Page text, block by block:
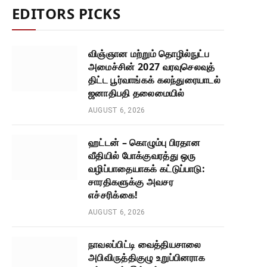
EDITORS PICKS
விஞ்ஞான மற்றும் தொழில்நுட்ப
அமைச்சின் 2027 வரவுசெலவுத்
திட்ட பூர்வாங்கக் கலந்துரையாடல்
ஜனாதிபதி தலைமையில்
AUGUST 6, 2026
ஹட்டன் – கொழும்பு பிரதான
வீதியில் போக்குவரத்து ஒரு
வழிப்பாதையாகக் கட்டுப்பாடு:
சாரதிகளுக்கு அவசர
எச்சரிக்கை!
AUGUST 6, 2026
நாவலப்பிட்டி வைத்தியசாலை
அபிவிருத்திகுழு உறுப்பினராக